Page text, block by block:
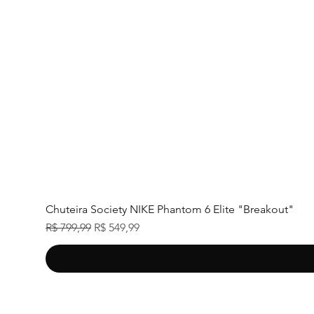
Chuteira Society NIKE Phantom 6 Elite "Breakout"
Preço normal
R$ 799,99 Preço promocional
R$ 549,99